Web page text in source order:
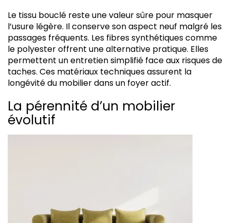
Le tissu bouclé reste une valeur sûre pour masquer
l’usure légère. Il conserve son aspect neuf malgré les
passages fréquents. Les fibres synthétiques comme
le polyester offrent une alternative pratique. Elles
permettent un entretien simplifié face aux risques de
taches. Ces matériaux techniques assurent la
longévité du mobilier dans un foyer actif.
La pérennité d’un mobilier
évolutif